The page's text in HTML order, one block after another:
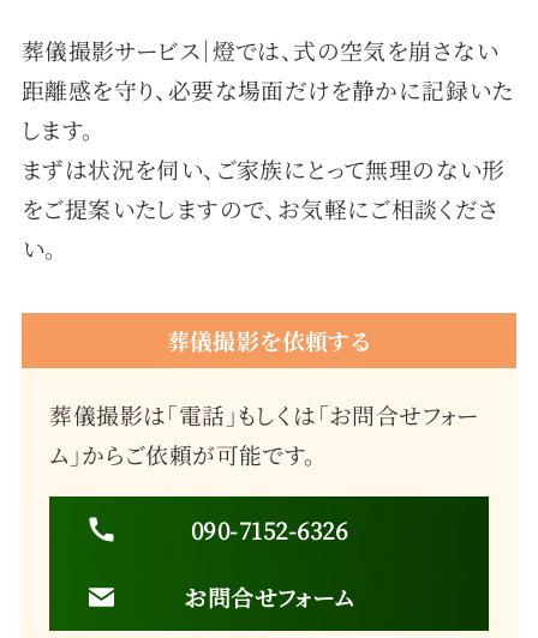
葬儀撮影サービス｜燈では、式の空気を崩さない
距離感を守り、必要な場面だけを静かに記録いた
します。
まずは状況を伺い、ご家族にとって無理のない形
をご提案いたしますので、お気軽にご相談くださ
い。
葬儀撮影を依頼する
葬儀撮影は「電話」もしくは「お問合せフォー
ム」からご依頼が可能です。
090-7152-6326
お問合せフォーム